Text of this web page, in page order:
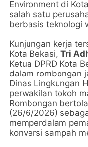
Environment di
salah satu
berbasis teknologi
Kunjungan kerja
Kota Bekasi,Tri
Ketua DPRD Kota
dalam rombongan
Dinas Lingkungan
perwakilan tokoh
Rombongan
(26/6/2026)
memperdalam
konversi sampah